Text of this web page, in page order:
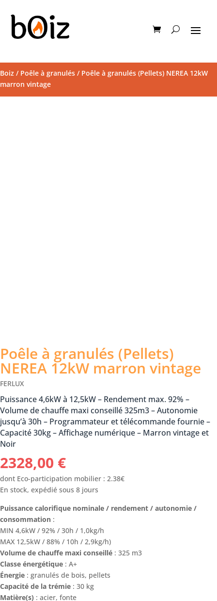
Boiz / Poêle à granulés / Poêle à granulés (Pellets) NEREA 12kW
marron vintage
Poêle à granulés (Pellets)
NEREA 12kW marron vintage
FERLUX
Puissance 4,6kW à 12,5kW – Rendement max. 92% –
Volume de chauffe maxi conseillé 325m3 – Autonomie
jusqu’à 30h – Programmateur et télécommande fournie –
Capacité 30kg – Affichage numérique – Marron vintage et
Noir
2328,00 €
dont Eco-participation mobilier : 2.38€
En stock, expédié sous 8 jours
Puissance calorifique nominale / rendement / autonomie /
consommation :
MIN 4,6kW / 92% / 30h / 1,0kg/h
MAX 12,5kW / 88% / 10h / 2,9kg/h)
Volume de chauffe maxi conseillé : 325 m3
Classe énergétique : A+
Énergie : granulés de bois, pellets
Capacité de la trémie : 30 kg
Matière(s) : acier, fonte